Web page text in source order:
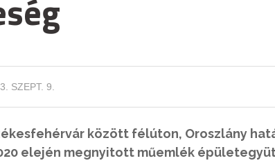
SZEPT. 9.
között félúton, Oroszlány
elején megnyitott műemlék